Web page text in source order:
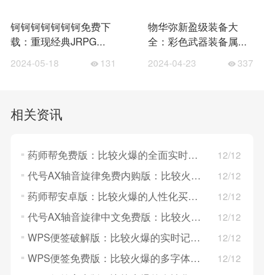
钶钶钶钶钶钶钶免费下
载：重现经典JRPG...
2024-05-18 131
物华弥新盈级装备大
全：彩色武器装备属...
2024-04-23 337
相关资讯
药师帮免费版：比较火爆的全面实时买药平台，价格可调试！ 12/12
代号AX轴音旋律免费内购版：比较火爆的音乐类游戏，多种角色独一无二！ 12/12
药师帮安卓版：比较火爆的人性化买药平台，直接快速！ 12/12
代号AX轴音旋律中文免费版：比较火爆的音乐节奏闯关游戏，超多类型超多体验！ 12/12
WPS便签破解版：比较火爆的实时记录平台，安排快！ 12/12
WPS便签免费版：比较火爆的多字体便签平台，记录速度快！ 12/12